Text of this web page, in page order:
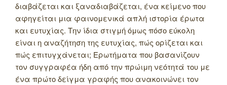
διαβάζεται και ξαναδιαβάζεται, ένα κείμενο που
αφηγείται μια φαινομενικά απλή ιστορία έρωτα
και ευτυχίας. Την ίδια στιγμή όμως πόσο εύκολη
είναι η αναζήτηση της ευτυχίας, πώς ορίζεται και
πώς επιτυγχάνεται; Ερωτήματα που βασανίζουν
τον συγγραφέα ήδη από την πρώιμη νεότητά του με
ένα πρώτο δείγμα γραφής που ανακοινώνει τον